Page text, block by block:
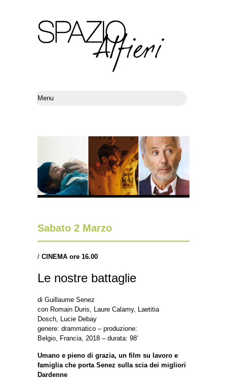
Sabato 2 Marzo
/ CINEMA ore 16.00
Le nostre battaglie
di Guillaume Senez
con Romain Duris, Laure Calamy, Laetitia
Dosch, Lucie Debay
genere: drammatico – produzione:
Belgio, Francia, 2018 – durata: 98’
Umano e pieno di grazia, un film su lavoro e
famiglia che porta Senez sulla scia dei migliori
Dardenne